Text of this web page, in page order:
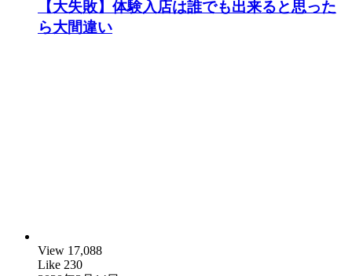
【大失敗】体験入店は誰でも出来ると思った
ら大間違い
View 17,088
Like 230